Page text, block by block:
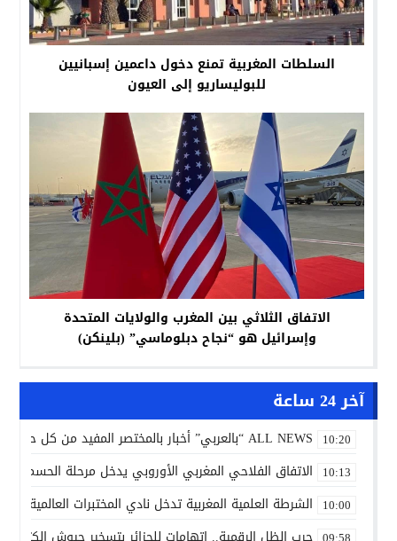
السلطات المغربية تمنع دخول داعمين إسبانيين
للبوليساريو إلى العيون
الاتفاق الثلاثي بين المغرب والولايات المتحدة
وإسرائيل هو “نجاح دبلوماسي” (بلينكن)
آخر 24 ساعة
10:20 ALL NEWS “بالعربي” أخبار بالمختصر المفيد من كل حدب وصوب
10:13 الاتفاق الفلاحي المغربي الأوروبي يدخل مرحلة الحسم..
10:00 الشرطة العلمية المغربية تدخل نادي المختبرات العالمية..